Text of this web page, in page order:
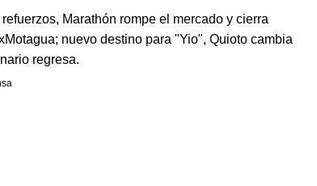
Marathón rompe el mercado y cierra
nuevo destino para "Yio", Quioto cambia
regresa.